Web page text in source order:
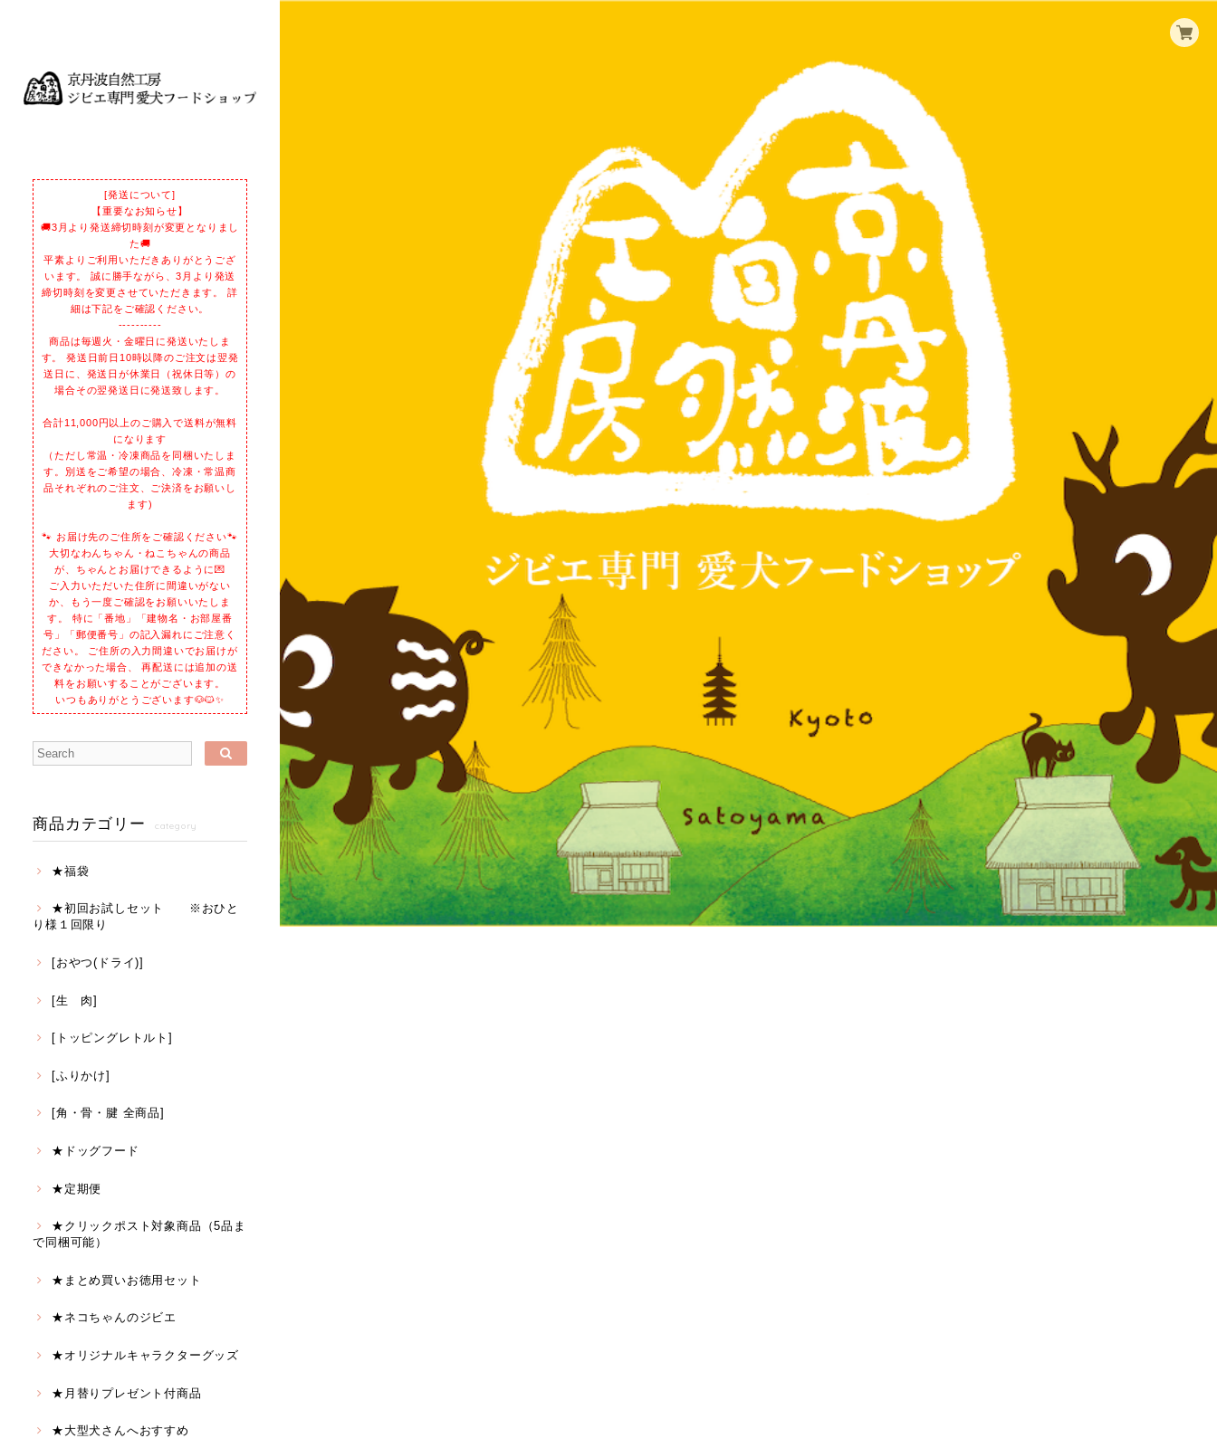
[発送について]
【重要なお知らせ】
🚚3月より発送締切時刻が変更となりまし
た🚚
平素よりご利用いただきありがとうござ
います。 誠に勝手ながら、3月より発送
締切時刻を変更させていただきます。 詳
細は下記をご確認ください。
----------
商品は毎週火・金曜日に発送いたしま
す。 発送日前日10時以降のご注文は翌発
送日に、発送日が休業日（祝休日等）の
場合その翌発送日に発送致します。
合計11,000円以上のご購入で送料が無料
になります
（ただし常温・冷凍商品を同梱いたしま
す。別送をご希望の場合、冷凍・常温商
品それぞれのご注文、ご決済をお願いし
ます)
🐾 お届け先のご住所をご確認ください🐾
大切なわんちゃん・ねこちゃんの商品
が、ちゃんとお届けできるように💌
ご入力いただいた住所に間違いがない
か、もう一度ご確認をお願いいたしま
す。 特に「番地」「建物名・お部屋番
号」「郵便番号」の記入漏れにご注意く
ださい。 ご住所の入力間違いでお届けが
できなかった場合、 再配送には追加の送
料をお願いすることがございます。
いつもありがとうございます🐶🐱✨
商品カテゴリー category
★福袋
★初回お試しセット ※おひと
り様１回限り
[おやつ(ドライ)]
[生 肉]
[トッピングレトルト]
[ふりかけ]
[角・骨・腱 全商品]
★ドッグフード
★定期便
★クリックポスト対象商品（5品ま
で同梱可能）
★まとめ買いお徳用セット
★ネコちゃんのジビエ
★オリジナルキャラクターグッズ
★月替りプレゼント付商品
★大型犬さんへおすすめ